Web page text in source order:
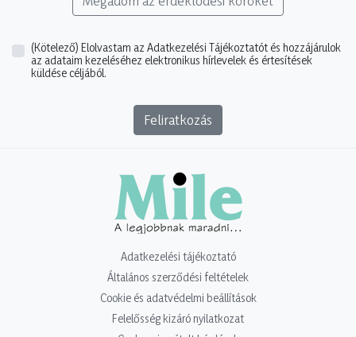
(Kötelező) Elolvastam az Adatkezelési Tájékoztatót és hozzájárulok
az adataim kezeléséhez elektronikus hírlevelek és értesítések
küldése céljából.
Feliratkozás
Adatkezelési tájékoztató
Általános szerződési feltételek
Cookie és adatvédelmi beállítások
Felelősség kizáró nyilatkozat